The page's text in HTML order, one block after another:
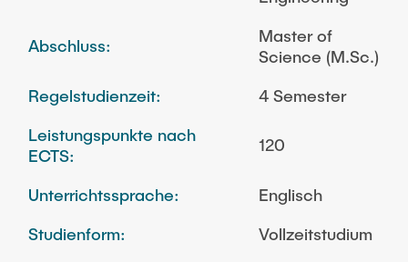
Abschluss:
Master of
Science (M.Sc.)
Regelstudienzeit:
4 Semester
Leistungspunkte nach
ECTS:
120
Unterrichtssprache:
Englisch
Studienform:
Vollzeitstudium